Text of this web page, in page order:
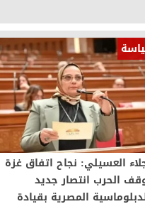
العسيلي: نجاح اتفاق غزة
الحرب انتصار جديد
المصرية بقيادة